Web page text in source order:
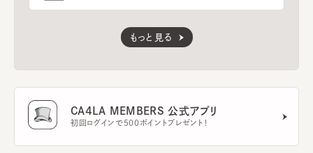
もっと見る
CA4LA MEMBERS 公式アプリ
初回ログインで500ポイントプレゼント！